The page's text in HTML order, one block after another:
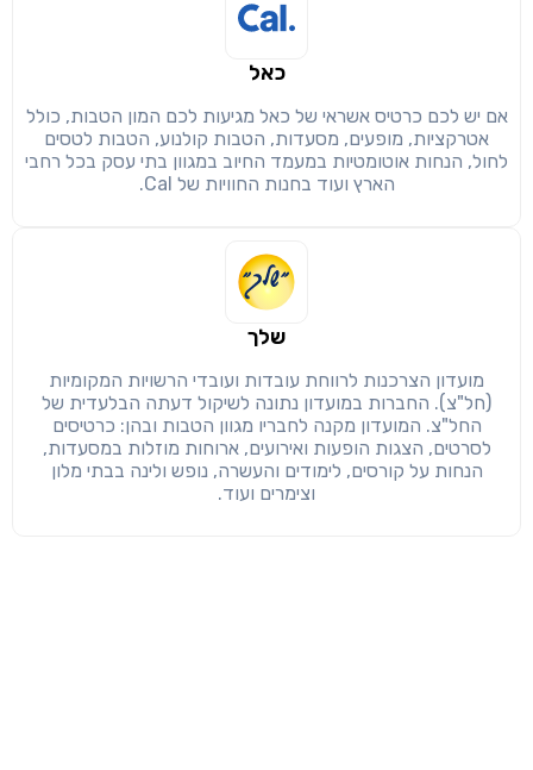
שיתוף
שימו לב!
מימוש הטבה זו ניתן רק לחברי
כאל
אם יש לכם כרטיס אשראי של כאל מגיעות לכם המון הטבות, כולל
אטרקציות, מופעים, מסעדות, הטבות קולנוע, הטבות לטסים
לחול, הנחות אוטומטיות במעמד החיוב במגוון בתי עסק בכל רחבי
הארץ ועוד בחנות החוויות של Cal.
שלך
מועדון הצרכנות לרווחת עובדות ועובדי הרשויות המקומיות
(חל"צ). החברות במועדון נתונה לשיקול דעתה הבלעדית של
החל"צ. המועדון מקנה לחבריו מגוון הטבות ובהן: כרטיסים
לסרטים, הצגות הופעות ואירועים, ארוחות מוזלות במסעדות,
הנחות על קורסים, לימודים והעשרה, נופש ולינה בבתי מלון
וצימרים ועוד.